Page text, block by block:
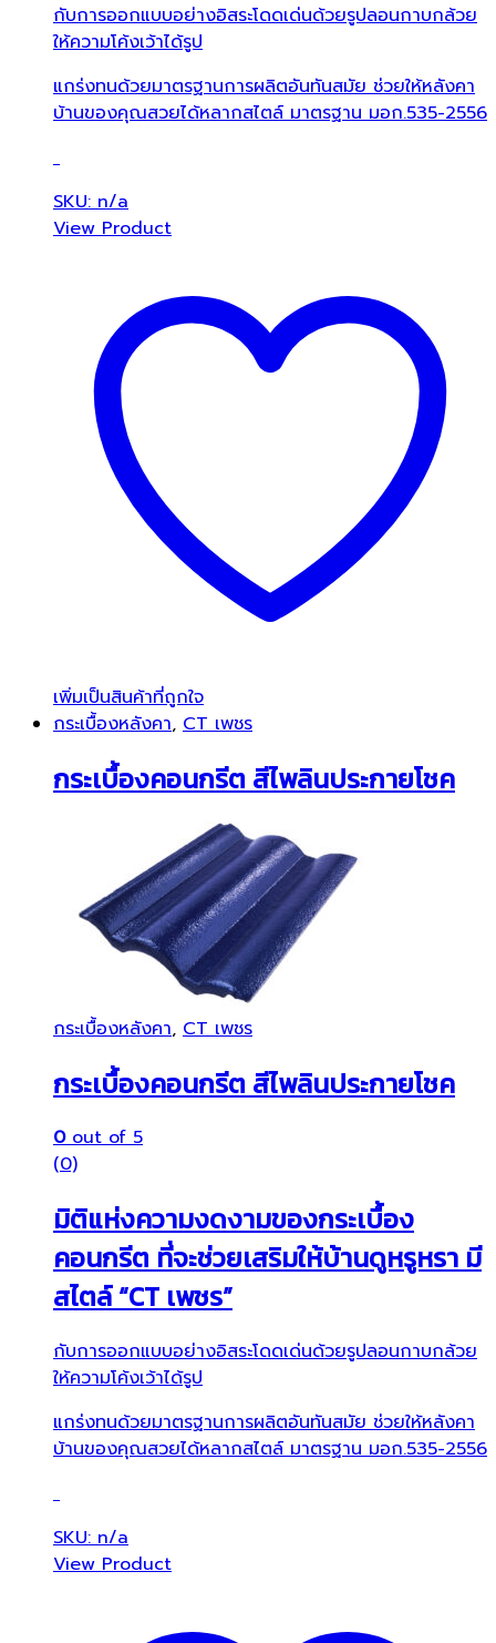
กับการออกแบบอย่างอิสระโดดเด่นด้วยรูปลอนกาบกล้วย
ให้ความโค้งเว้าได้รูป
แกร่งทนด้วยมาตรฐานการผลิตอันทันสมัย ช่วยให้หลังคา
บ้านของคุณสวยได้หลากสไตล์ มาตรฐาน มอก.535-2556
SKU: n/a
View Product
เพิ่มเป็นสินค้าที่ถูกใจ
กระเบื้องหลังคา, CT เพชร
กระเบื้องคอนกรีต สีไพลินประกายโชค
กระเบื้องหลังคา, CT เพชร
กระเบื้องคอนกรีต สีไพลินประกายโชค
0out of 5
(0)
มิติแห่งความงดงามของกระเบื้อง
คอนกรีต ที่จะช่วยเสริมให้บ้านดูหรูหรา มี
สไตล์ “CT เพชร”
กับการออกแบบอย่างอิสระโดดเด่นด้วยรูปลอนกาบกล้วย
ให้ความโค้งเว้าได้รูป
แกร่งทนด้วยมาตรฐานการผลิตอันทันสมัย ช่วยให้หลังคา
บ้านของคุณสวยได้หลากสไตล์ มาตรฐาน มอก.535-2556
SKU: n/a
View Product